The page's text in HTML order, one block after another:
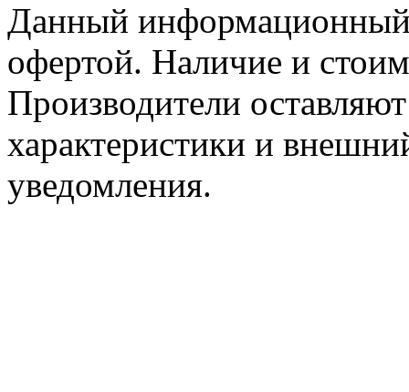
Данный информационный
офертой. Наличие и
Производители
характеристики и
уведомления.